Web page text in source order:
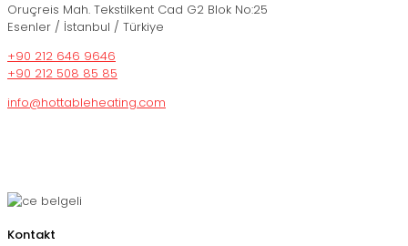
Oruçreis Mah. Tekstilkent Cad G2 Blok No:25
Esenler / İstanbul / Türkiye
+90 212 646 9646
+90 212 508 85 85
info@hottableheating.com
Kontakt